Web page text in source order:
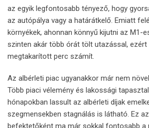
az egyik legfontosabb tényező, hogy
az autópálya vagy a határátkelő. Emiatt
környékek, ahonnan könnyű kijutni az M1-
szinten akár több órát tölt utazással, ezért
megtakarított perc számít.
Az albérleti piac ugyanakkor már nem
Több piaci vélemény és lakossági
hónapokban lassult az albérleti díjak
szegmensekben stagnálás is látható. Ez
befektetőként ma már sokkal fontosabb a